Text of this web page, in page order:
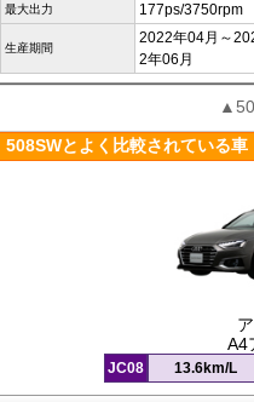
最大出力 177ps/3750rpm
生産期間
2022年04月～
2年06月
508SWとよく比較されている車
A4
JC08 13.6km/L